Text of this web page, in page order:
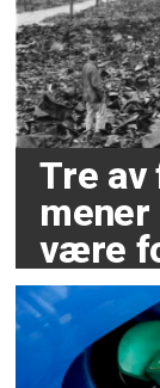
Tre av
mener
være